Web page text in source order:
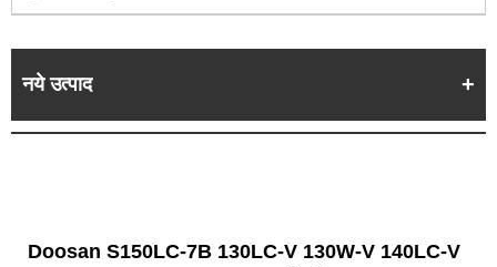
नये उत्पाद
Doosan S150LC-7B 130LC-V 130W-V 140LC-V